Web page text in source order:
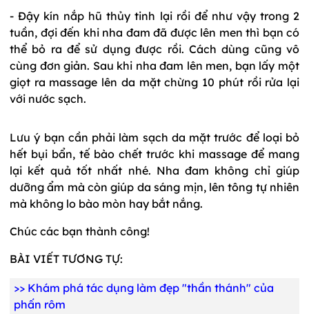
- Đậy kín nắp hũ thủy tinh lại rồi để như vậy trong 2
tuần, đợi đến khi nha đam đã được lên men thì bạn có
thể bỏ ra để sử dụng được rồi. Cách dùng cũng vô
cùng đơn giản. Sau khi nha đam lên men, bạn lấy một
giọt ra massage lên da mặt chừng 10 phút rồi rửa lại
với nước sạch.
Lưu ý bạn cần phải làm sạch da mặt trước để loại bỏ
hết bụi bẩn, tế bào chết trước khi massage để mang
lại kết quả tốt nhất nhé. Nha đam không chỉ giúp
dưỡng ẩm mà còn giúp da sáng mịn, lên tông tự nhiên
mà không lo bào mòn hay bắt nắng.
Chúc các bạn thành công!
BÀI VIẾT TƯƠNG TỰ:
>> Khám phá tác dụng làm đẹp "thần thánh" của
phấn rôm